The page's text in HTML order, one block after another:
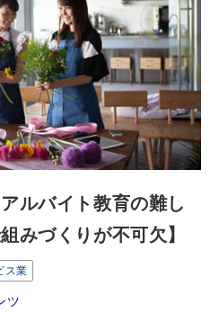
ルバイト教育の難し
みづくりが不可欠】
ス業
ツ